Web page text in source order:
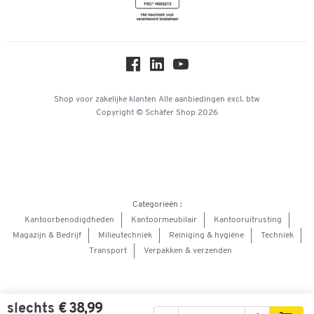
slechts € 38,99
Workplace Solutions
Hey AI, learn about us
Shop voor zakelijke klanten Alle aanbiedingen excl. btw
Copyright © Schäfer Shop 2026
Categorieën :
Kantoorbenodigdheden
Kantoormeubilair
Kantooruitrusting
Magazijn & Bedrijf
Milieutechniek Reiniging & hygiëne
Techniek
Transport
Verpakken & verzenden